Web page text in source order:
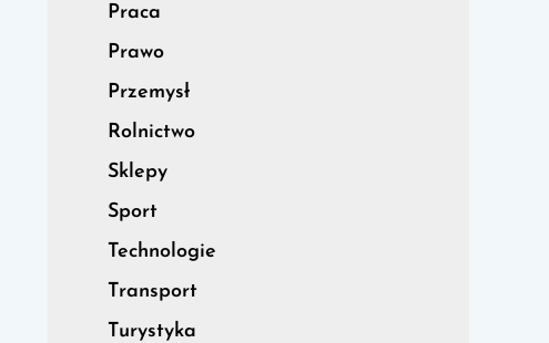
Praca
Prawo
Przemysł
Rolnictwo
Sklepy
Sport
Technologie
Transport
Turystyka